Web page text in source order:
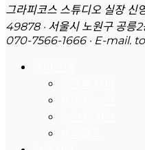
그라피코스 스튜디오 실장 신
49878 · 서울시 노원구 공릉
070-7566-1666 · E-mail.